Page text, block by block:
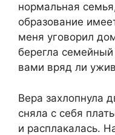
нормальная
образование
меня уговорил
берегла
вами вряд ли
Вера захлопнула
сняла с себя
и расплакалась.